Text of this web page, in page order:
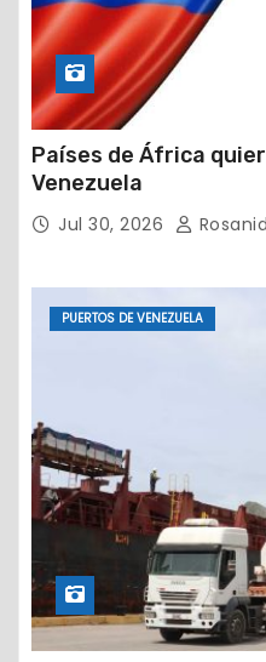
Países de África
Venezuela
Jul 30, 2026
PUERTOS DE VENEZUELA